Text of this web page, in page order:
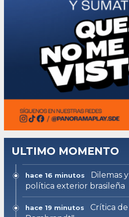
ULTIMO MOMENTO
hace 16 minutos
Dilemas
política exterior brasileña
hace 19 minutos
Crítica